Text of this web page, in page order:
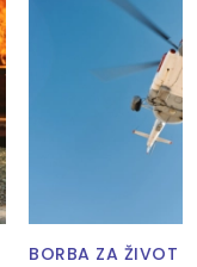
BORBA ZA ŽIVOT